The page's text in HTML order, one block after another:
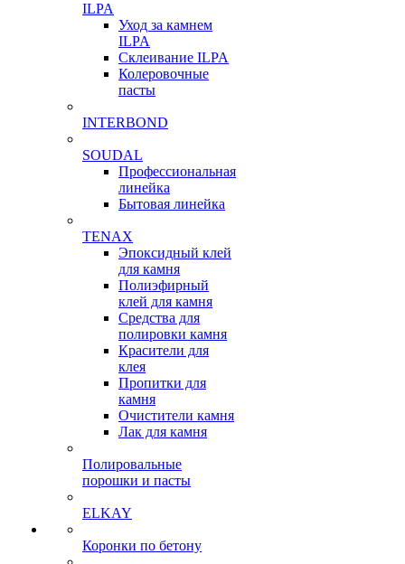
ILPA
Уход за камнем
ILPA
Склеивание ILPA
Колеровочные
пасты
INTERBOND
SOUDAL
Профессиональная
линейка
Бытовая линейка
TENAX
Эпоксидный клей
для камня
Полиэфирный
клей для камня
Средства для
полировки камня
Красители для
клея
Пропитки для
камня
Очистители камня
Лак для камня
Полировальные
порошки и пасты
ELKAY
Коронки по бетону